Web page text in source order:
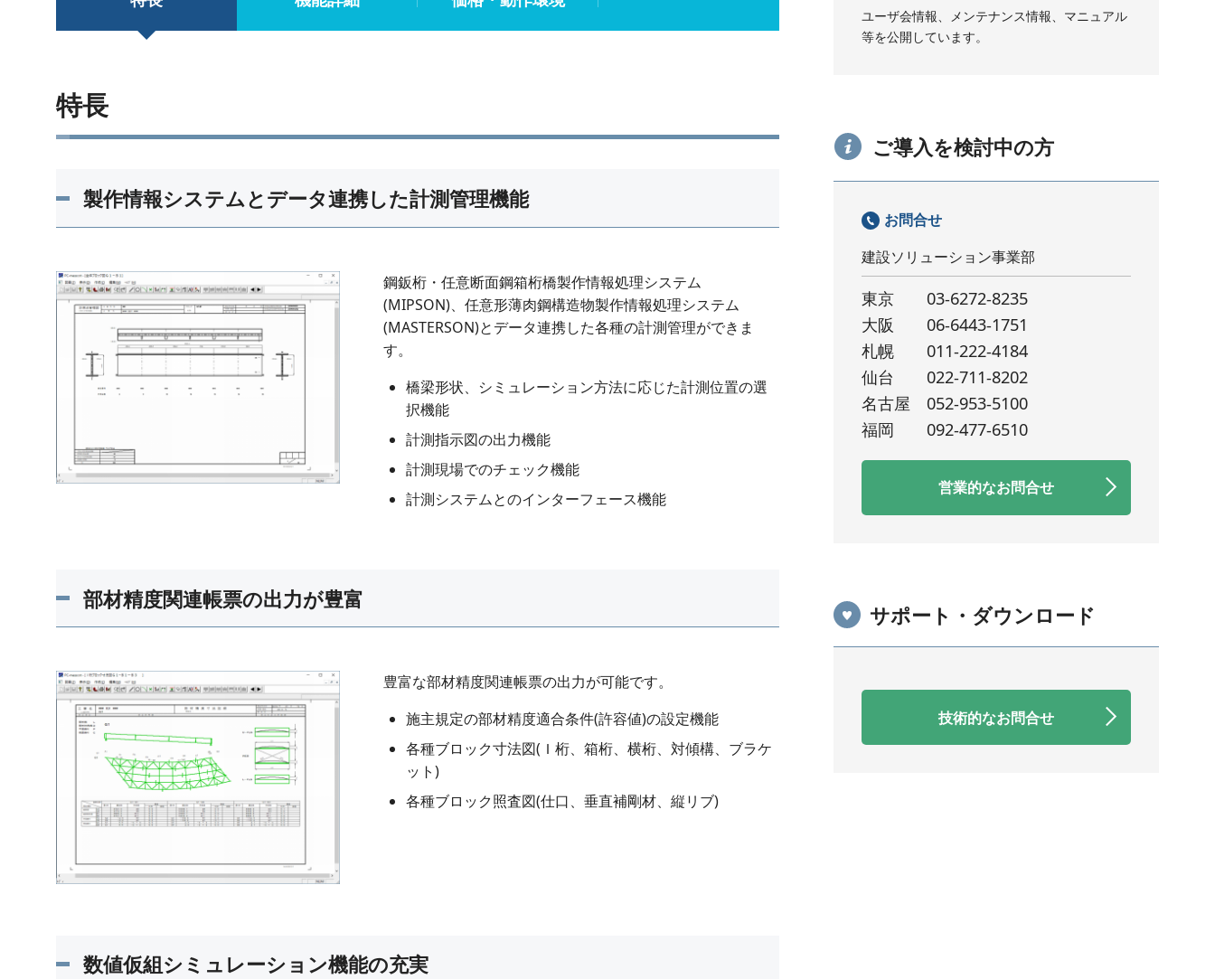
特長
製作情報システムとデータ連携した計測管理機能
鋼鈑桁・任意断面鋼箱桁橋製作情報処理システム
(MIPSON)、任意形薄肉鋼構造物製作情報処理システム
(MASTERSON)とデータ連携した各種の計測管理ができま
す。
橋梁形状、シミュレーション方法に応じた計測位置の選
択機能
計測指示図の出力機能
計測現場でのチェック機能
計測システムとのインターフェース機能
部材精度関連帳票の出力が豊富
豊富な部材精度関連帳票の出力が可能です。
施主規定の部材精度適合条件(許容値)の設定機能
各種ブロック寸法図(Ｉ桁、箱桁、横桁、対傾構、ブラケ
ット)
各種ブロック照査図(仕口、垂直補剛材、縦リブ)
数値仮組シミュレーション機能の充実
ユーザ会情報、メンテナンス情報、マニュアル
等を公開しています。
ご導入を検討中の方
お問合せ
建設ソリューション事業部
東京
03-6272-8235
大阪
06-6443-1751
札幌
011-222-4184
仙台
022-711-8202
名古屋 052-953-5100
福岡
092-477-6510
営業的なお問合せ
サポート・ダウンロード
技術的なお問合せ